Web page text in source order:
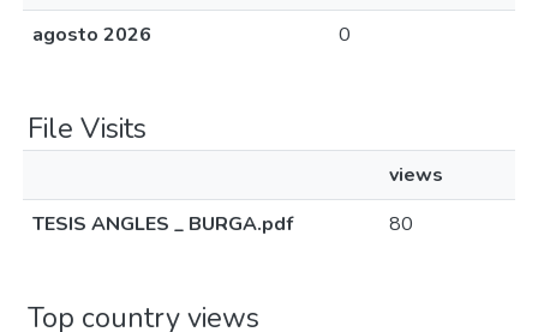
agosto 2026
0
File Visits
views
TESIS ANGLES _ BURGA.pdf
80
Top country views